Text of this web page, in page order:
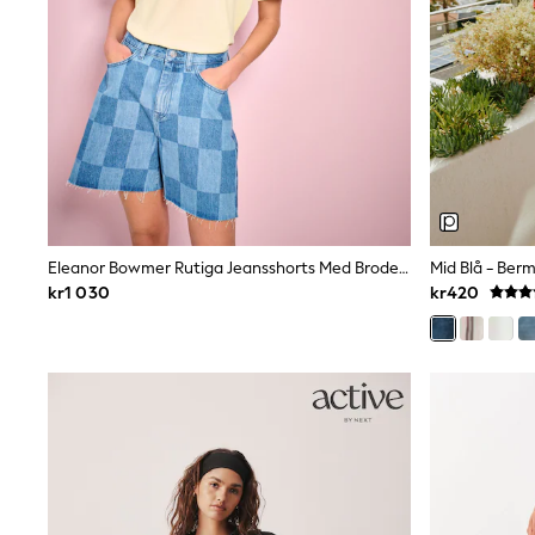
Swim
adidas
All Girls Brands
Nike
adidas
Smiggle
Lipsy Girl
River Island
Boden
Joules
Frugi
Baker by Ted Baker
Monsoon
Angel & Rocket
Schoolwear
Bridesmaid
All Baby & Nursery
Eleanor Bowmer Rutiga Jeansshorts Med Broderi Och Fickor
kr1 030
Mid Blå -
kr420